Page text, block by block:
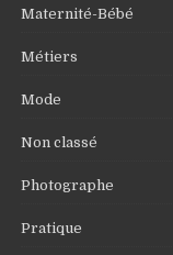
Maternité-Bébé
Métiers
Mode
Non classé
Photographe
Pratique